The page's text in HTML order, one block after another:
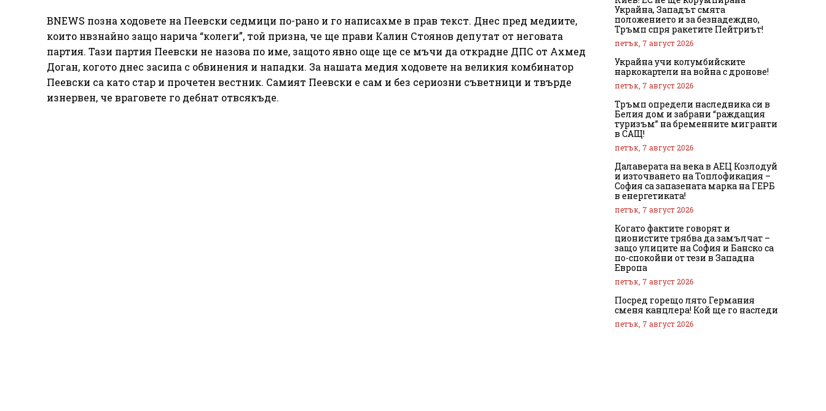
BNEWS позна ходовете на Пеевски седмици по-рано и го написахме в прав текст. Днес пред медиите,
които нвзнайно защо нарича “колеги”, той призна, че ще прави Калин Стоянов депутат от неговата
партия. Тази партия Пеевски не назова по име, защото явно още ще се мъчи да открадне ДПС от Ахмед
Доган, когото днес засипа с обвинения и нападки. За нашата медия ходовете на великия комбинатор
Пеевски са като стар и прочетен вестник. Самият Пеевски е сам и без сериозни съветници и твърде
изнервен, че враговете го дебнат отвсякъде.
Украйна, Западът смята
положението и за безнадеждно,
Тръмп спря ракетите Пейтриът!
петък, 7 август 2026
Украйна учи колумбийските
наркокартели на война с дронове!
петък, 7 август 2026
Тръмп определи наследника си в
Белия дом и забрани “раждащия
туризъм” на бременните мигранти
в САЩ!
петък, 7 август 2026
Далаверата на века в АЕЦ Козлодуй
и източването на Топлофикация –
София са запазената марка на ГЕРБ
в енергетиката!
петък, 7 август 2026
Когато фактите говорят и
ционистите трябва да замълчат –
защо улиците на София и Банско са
по-спокойни от тези в Западна
Европа
петък, 7 август 2026
Посред горещо лято Германия
сменя канцлера! Кой ще го наследи
петък, 7 август 2026